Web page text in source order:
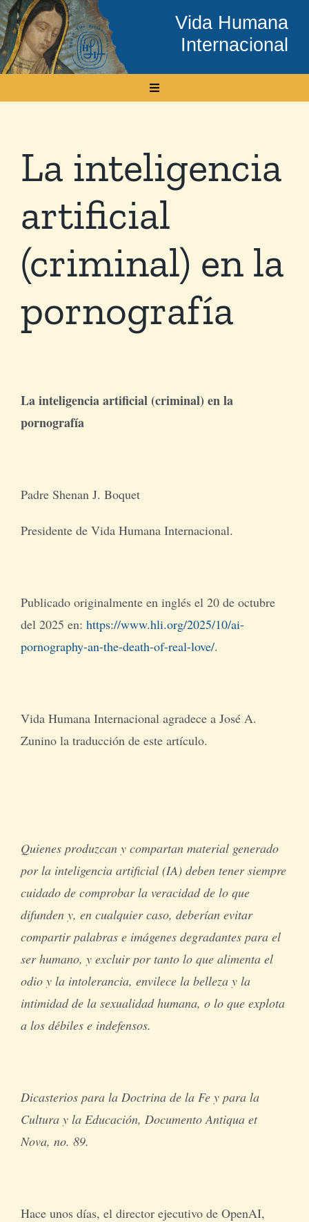
Skip
to
content
Vida Humana
Internacional
Toggle
Conócenos
Temas
Boletín Electrónico
Media
Buscar
La inteligencia
artificial
(criminal) en la
pornografía
La inteligencia artificial (criminal) en la
pornografía
Padre Shenan J. Boquet
Presidente de Vida Humana Internacional.
Publicado originalmente en inglés el 20 de octubre
del 2025 en: https://www.hli.org/2025/10/ai-
pornography-an-the-death-of-real-love/.
Vida Humana Internacional agradece a José A.
Zunino la traducción de este artículo.
Quienes produzcan y compartan material generado
por la inteligencia artificial (IA) deben tener siempre
cuidado de comprobar la veracidad de lo que
difunden y, en cualquier caso, deberían evitar
compartir palabras e imágenes degradantes para el
ser humano, y excluir por tanto lo que alimenta el
odio y la intolerancia, envilece la belleza y la
intimidad de la sexualidad humana, o lo que explota
a los débiles e indefensos.
Dicasterios para la Doctrina de la Fe y para la
Cultura y la Educación, Documento Antiqua et
Nova, no. 89.
Hace unos días, el director ejecutivo de OpenAI,